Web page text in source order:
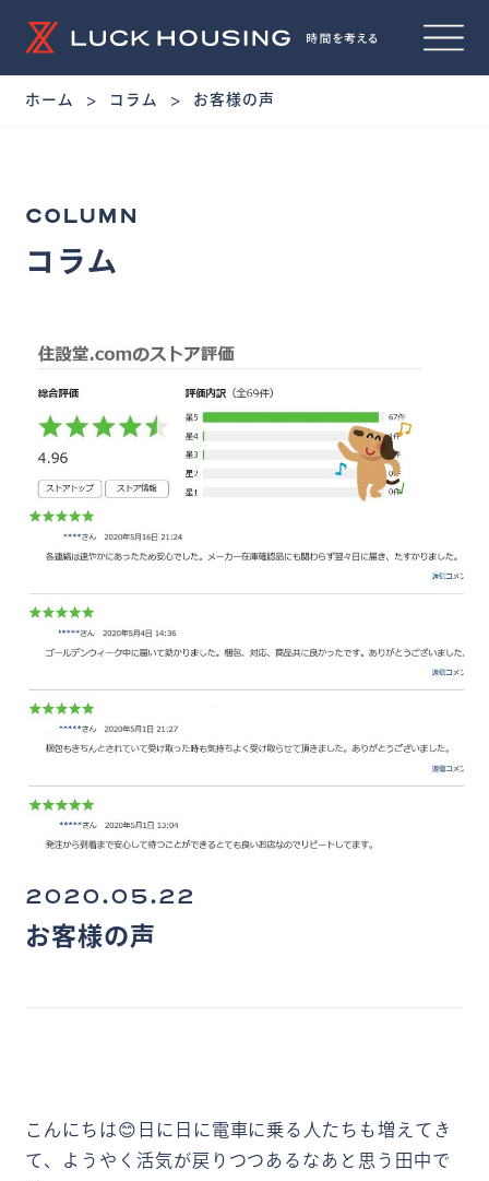
ホーム コラム お客様の声
COLUMN
コラム
お客様の声
2020.05.22
こんにちは😊日に日に電車に乗る人たちも増えてき
て、ようやく活気が戻りつつあるなあと思う田中で